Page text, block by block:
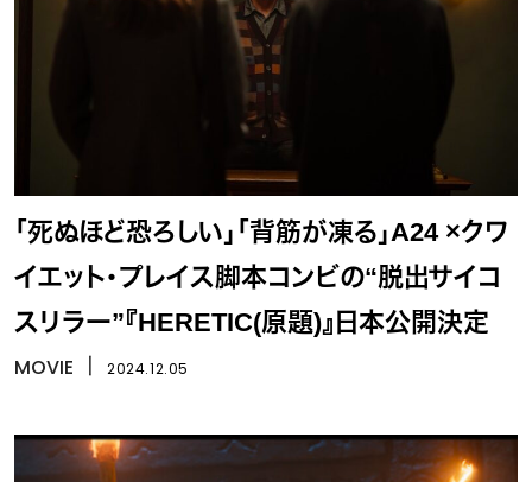
「死ぬほど恐ろしい」「背筋が凍る」A24 ×クワ
イエット・プレイス脚本コンビの“脱出サイコ
スリラー”『HERETIC(原題)』日本公開決定
MOVIE 2024.12.05